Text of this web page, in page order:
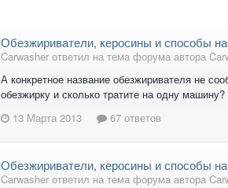
Обезжириватели, керосины и способы
Carwasher ответил на тема форума автора
А конкретное название обезжиривателя не
обезжирку и сколько тратите на одну
13 Марта 2013
67 ответов
Обезжириватели, керосины и способы
Carwasher ответил на тема форума автора